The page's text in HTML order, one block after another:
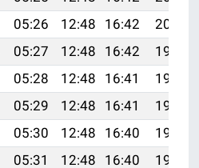
05:26 12:48 16:42
20:00
05:27 12:48 16:42
19:59
05:28 12:48 16:41
19:58
05:29 12:48 16:41
19:57
05:30 12:48 16:40
19:56
05:31 12:48 16:40
19:54